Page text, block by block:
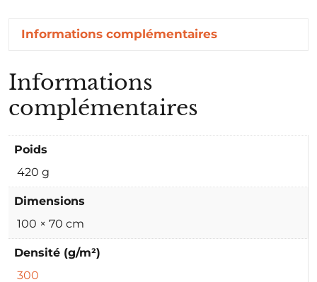
Informations complémentaires
Informations
complémentaires
Poids
420 g
Dimensions
100 × 70 cm
Densité (g/m²)
300